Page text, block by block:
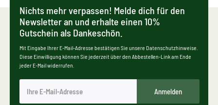
Nichts mehr verpassen! Melde dich für den
Newsletter an und erhalte einen 10%
Gutschein als Dankeschön.
Mit Eingabe Ihrer E-Mail-Adresse bestätigen Sie unsere Datenschutzhinweise.
Diese Einwilligung können Sie jederzeit über den Abbestellen-Link am Ende
jeder E-Mail widerrufen.
Anmelden